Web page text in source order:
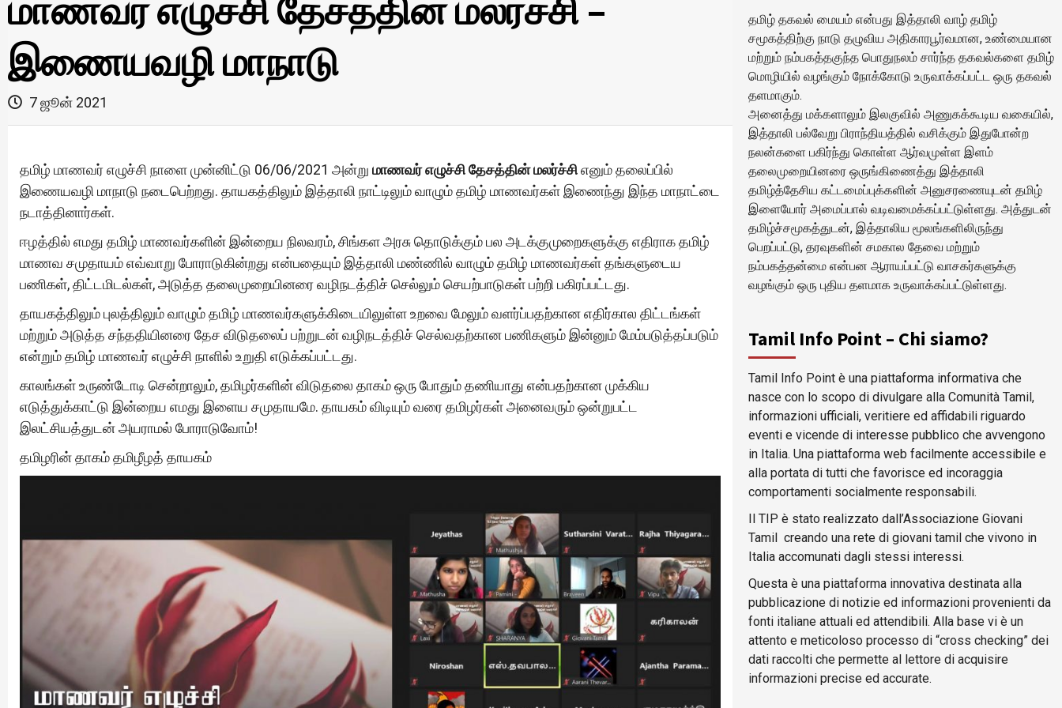
மாணவர் எழுச்சி தேசத்தின் மலர்ச்சி –
இணையவழி மாநாடு
7 ஜூன் 2021
தமிழ் மாணவர் எழுச்சி நாளை முன்னிட்டு 06/06/2021 அன்று மாணவர் எழுச்சி தேசத்தின் மலர்ச்சிஎனும் தலைப்பில்
இணையவழி மாநாடு நடைபெற்றது. தாயகத்திலும் இத்தாலி நாட்டிலும் வாழும் தமிழ் மாணவர்கள் இணைந்து இந்த மாநாட்டை
நடாத்தினார்கள்.
ஈழத்தில் எமது தமிழ் மாணவர்களின் இன்றைய நிலவரம், சிங்கள அரசு தொடுக்கும் பல அடக்குமுறைகளுக்கு எதிராக தமிழ்
மாணவ சமுதாயம் எவ்வாறு போராடுகின்றது என்பதையும் இத்தாலி மண்ணில் வாழும் தமிழ் மாணவர்கள் தங்களுடைய
பணிகள், திட்டமிடல்கள், அடுத்த தலைமுறையினரை வழிநடத்திச் செல்லும் செயற்பாடுகள் பற்றி பகிரப்பட்டது.
தாயகத்திலும் புலத்திலும் வாழும் தமிழ் மாணவர்களுக்கிடையிலுள்ள உறவை மேலும் வளர்ப்பதற்கான எதிர்கால திட்டங்கள்
மற்றும் அடுத்த சந்ததியினரை தேச விடுதலைப் பற்றுடன் வழிநடத்திச் செல்வதற்கான பணிகளும் இன்னும் மேம்படுத்தப்படும்
என்றும் தமிழ் மாணவர் எழுச்சி நாளில் உறுதி எடுக்கப்பட்டது.
காலங்கள் உருண்டோடி சென்றாலும், தமிழர்களின் விடுதலை தாகம் ஒரு போதும் தணியாது என்பதற்கான முக்கிய
எடுத்துக்காட்டு இன்றைய எமது இளைய சமுதாயமே. தாயகம் விடியும் வரை தமிழர்கள் அனைவரும் ஒன்றுபட்ட
இலட்சியத்துடன் அயராமல் போராடுவோம்!
தமிழரின் தாகம் தமிழீழத் தாயகம்
தமிழ் தகவல் மையம் என்பது இத்தாலி வாழ் தமிழ்
சமூகத்திற்கு நாடு தழுவிய அதிகாரபூர்வமான, உண்மையான
மற்றும் நம்பகத்தகுந்த பொதுநலம் சார்ந்த தகவல்களை தமிழ்
மொழியில் வழங்கும் நோக்கோடு உருவாக்கப்பட்ட ஒரு தகவல்
தளமாகும்.
அனைத்து மக்களாலும் இலகுவில் அணுகக்கூடிய வகையில்,
இத்தாலி பல்வேறு பிராந்தியத்தில் வசிக்கும் இதுபோன்ற
நலன்களை பகிர்ந்து கொள்ள ஆர்வமுள்ள இளம்
தலைமுறையினரை ஒருங்கிணைத்து இத்தாலி
தமிழ்த்தேசிய கட்டமைப்புக்களின் அனுசரணையுடன் தமிழ்
இளையோர் அமைப்பால் வடிவமைக்கப்பட்டுள்ளது. அத்துடன்
தமிழ்ச்சமூகத்துடன், இத்தாலிய மூலங்களிலிருந்து
பெறப்பட்டு, தரவுகளின் சமகால தேவை மற்றும்
நம்பகத்தன்மை என்பன ஆராயப்பட்டு வாசகர்களுக்கு
வழங்கும் ஒரு புதிய தளமாக உருவாக்கப்பட்டுள்ளது.
Tamil Info Point – Chi siamo?
Tamil Info Point è una piattaforma informativa che
nasce con lo scopo di divulgare alla Comunità Tamil,
informazioni ufficiali, veritiere ed affidabili riguardo
eventi e vicende di interesse pubblico che avvengono
in Italia. Una piattaforma web facilmente accessibile e
alla portata di tutti che favorisce ed incoraggia
comportamenti socialmente responsabili.
Il TIP è stato realizzato dall’Associazione Giovani
Tamil creando una rete di giovani tamil che vivono in
Italia accomunati dagli stessi interessi.
Questa è una piattaforma innovativa destinata alla
pubblicazione di notizie ed informazioni provenienti da
fonti italiane attuali ed attendibili. Alla base vi è un
attento e meticoloso processo di “cross checking” dei
dati raccolti che permette al lettore di acquisire
informazioni precise ed accurate.